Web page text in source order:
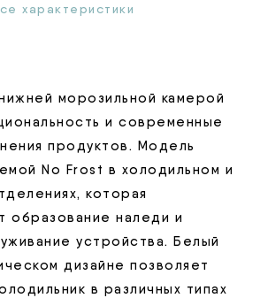
характеристики
морозильной камерой
и современные
продуктов. Модель
No Frost в холодильном и
которая
образование наледи и
устройства. Белый
дизайне позволяет
в различных типах